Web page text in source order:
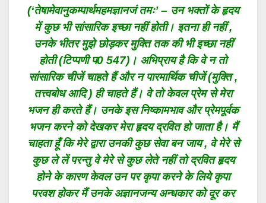
(‘तेषामेवानुकम्पार्थमहमज्ञानजं तमः’ – उन भक्तों के हृदय
में कुछ भी सांसारिक इच्छा नहीं होती। इतना ही नहीं ,
उनके भीतर मुझे छोड़कर मुक्ति तक की भी इच्छा नहीं
होती (टिप्पणी प0 547)। अभिप्राय है कि वे न तो
सांसारिक चीजें चाहते हैं और न पारमार्थिक चीजें (मुक्ति ,
तत्त्वबोध आदि ) ही चाहते हैं। वे तो केवल प्रेम से मेरा
भजन ही करते हैं। उनके इस निष्कामभाव और प्रेमपूर्वक
भजन करने को देखकर मेरा हृदय द्रवित हो जाता है। मैं
चाहता हूँ कि मेरे द्वारा उनकी कुछ सेवा बन जाय , वे मेरे से
कुछ ले लें परन्तु वे मेरे से कुछ लेते नहीं तो द्रवित हृदय
होने के कारण केवल उन पर कृपा करने के लिये कृपा
परवश होकर मैं उनके अज्ञानजन्य अन्धकार को दूर कर